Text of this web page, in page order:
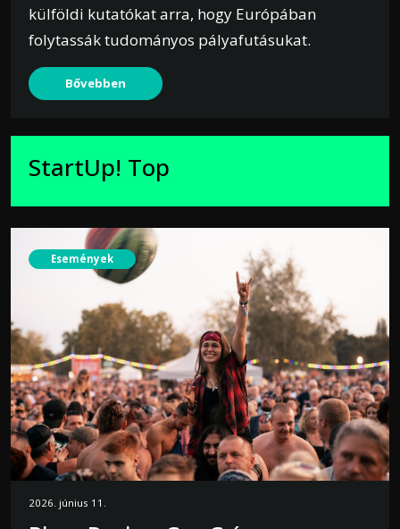
külföldi kutatókat arra, hogy Európában
folytassák tudományos pályafutásukat.
Bővebben
StartUp! Top
Események
2026. június 11.